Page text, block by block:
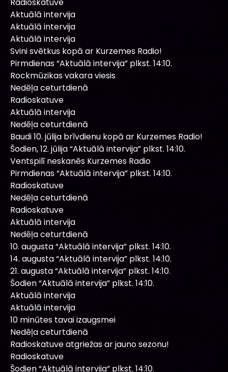
Aktuālā intervija
Aktuālā intervija
Aktuālā intervija
Svini svētkus kopā ar Kurzemes Radio!
Pirmdienas “Aktuālā intervija” plkst. 14:10.
Rockmūzikas vakara viesis
Nedēļa ceturtdienā
Radioskatuve
Aktuālā intervija
Nedēļa ceturtdienā
Baudi 10. jūlija brīvdienu kopā ar Kurzemes Radio!
Šodien, 12. jūlija “Aktuālā intervija” plkst. 14:10.
Ventspilī neskanēs Kurzemes Radio
Pirmdienas “Aktuālā intervija” plkst. 14:10.
Radioskatuve
Nedēļa ceturtdienā
Radioskatuve
Aktuālā intervija
Nedēļa ceturtdienā
10. augusta “Aktuālā intervija” plkst. 14:10.
14. augusta “Aktuālā intervija” plkst. 14:10.
21. augusta “Aktuālā intervija” plkst. 14:10.
Šodien “Aktuālā intervija” plkst. 14:10.
Aktuālā intervija
Aktuālā intervija
10 minūtes tavai izaugsmei
Nedēļa ceturtdienā
Radioskatuve atgriežas ar jauno sezonu!
Radioskatuve
Šodien “Aktuālā intervija” plkst. 14:10.